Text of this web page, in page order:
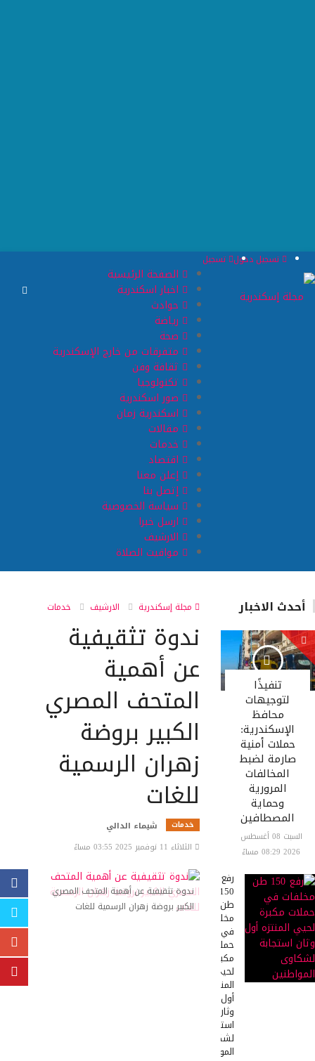
تسجيل دخول تسجيل
الصفحة الرئيسية
اخبار اسكندرية
حوادث
رياضة
صحة
متفرقات من خارج الإسكندرية
ثقافة وفن
تكنولوجيا
صور اسكندرية
اسكندرية زمان
مقالات
خدمات
اقتصاد
إعلن معنا
إتصل بنا
سياسة الخصوصية
ارسل خبرا
الارشيف
مواقيت الصلاة
مجلة إسكندرية الارشيف خدمات
ندوة تثقيفية
عن أهمية
المتحف المصري
الكبير بروضة
زهران الرسمية
للغات
خدمات
شيماء الدالي
الثلاثاء 11 نوفمبر 2025 03:55 مساءً
ندوة تثقيفية عن أهمية المتحف المصري
الكبير بروضة زهران الرسمية للغات
أحدث الاخبار
تنفيذًا
لتوجيهات
محافظ
الإسكندرية:
حملات أمنية
صارمة لضبط
المخالفات
المرورية
وحماية
المصطافين
السبت 08 أغسطس
2026 08:29 مساءً
رفع
150
طن
مخلفات
في
حملات
مكبرة
لحيي
المنتزه
أول
وثان
استجابة
لشكاوى
المواطنين